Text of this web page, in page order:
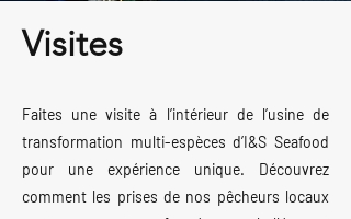
Visites
Faites une visite à l’intérieur de l’usine de
transformation multi-espèces d’I&S Seafood
pour une expérience unique. Découvrez
comment les prises de nos pêcheurs locaux